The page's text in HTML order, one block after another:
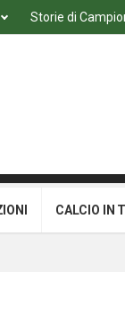
Storie di
CALCIO IN